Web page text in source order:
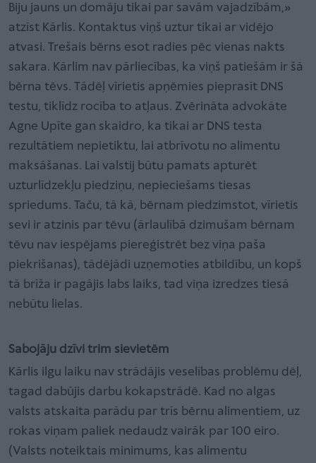
Biju jauns un domāju tikai par savām vajadzībām,»
atzīst Kārlis. Kontaktus viņš uztur tikai ar vidējo
atvasi. Trešais bērns esot radies pēc vienas nakts
sakara. Kārlim nav pārliecības, ka viņš patiešām ir šā
bērna tēvs. Tādēļ vīrietis apņēmies pieprasīt DNS
testu, tiklīdz rocība to atļaus. Zvērināta advokāte
Agne Upīte gan skaidro, ka tikai ar DNS testa
rezultātiem nepietiktu, lai atbrīvotu no alimentu
maksāšanas. Lai valstij būtu pamats apturēt
uzturlīdzekļu piedziņu, nepieciešams tiesas
spriedums. Taču, tā kā, bērnam piedzimstot, vīrietis
sevi ir atzinis par tēvu (ārlaulībā dzimušam bērnam
tēvu nav iespējams piereģistrēt bez viņa paša
piekrišanas), tādējādi uzņemoties atbildību, un kopš
tā brīža ir pagājis labs laiks, tad viņa izredzes tiesā
nebūtu lielas.
Sabojāju dzīvi trim sievietēm
Kārlis ilgu laiku nav strādājis veselības problēmu dēļ,
tagad dabūjis darbu kokapstrādē. Kad no algas
valsts atskaita parādu par trīs bērnu alimentiem, uz
rokas viņam paliek nedaudz vairāk par 100 eiro.
(Valsts noteiktais minimums, kas alimentu